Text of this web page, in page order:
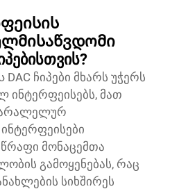
ჩიპები მხარს უჭერს
მათ
მონაცემთა
გამოყენებას, რაც
სიხშირეს